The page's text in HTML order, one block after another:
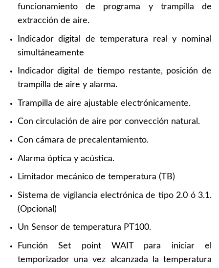
funcionamiento de programa y trampilla de
extracción de aire.
Indicador digital de temperatura real y nominal
simultáneamente
Indicador digital de tiempo restante, posición de
trampilla de aire y alarma.
Trampilla de aire ajustable electrónicamente.
Con circulación de aire por convección natural.
Con cámara de precalentamiento.
Alarma óptica y acústica.
Limitador mecánico de temperatura (TB)
Sistema de vigilancia electrónica de tipo 2.0 ó 3.1.
(Opcional)
Un Sensor de temperatura PT100.
Función Set point WAIT para iniciar el
temporizador una vez alcanzada la temperatura